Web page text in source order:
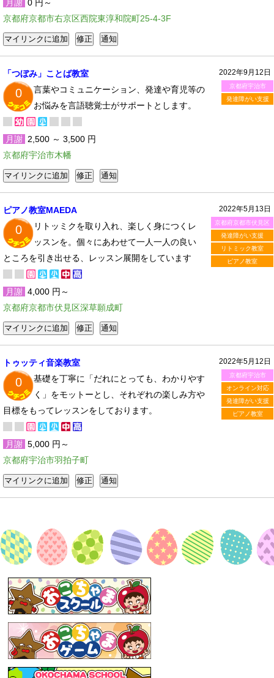
月謝 0 円～
京都府京都市右京区西院東淳和院町25-4-3F
2022年9月12日
京都府宇治市
発達障がい支援
「つぼみ」ことば教室
0
言葉やコミュニケーション、発達や育児等の
お悩みを言語聴覚士がサポートとします。
月謝 2,500 ～ 3,500 円
京都府宇治市木幡
2022年5月13日
京都府京都市伏見区
発達障がい支援
リトミック教室
ピアノ教室
ピアノ教室MAEDA
0
リトッミクを取り入れ、楽しく身につくレ
ッスンを。個々にあわせて一人一人の良い
ところを引き出せる、レッスン展開をしています
月謝 4,000 円～
京都府京都市伏見区深草願成町
2022年5月12日
京都府宇治市
オンライン対応
発達障がい支援
ピアノ教室
トゥッティ音楽教室
0
基礎を丁寧に「だれにとっても、わかりやす
く」をモットーとし、それぞれの楽しみ方や
目標をもってレッスンをしております。
月謝 5,000 円～
京都府宇治市羽拍子町